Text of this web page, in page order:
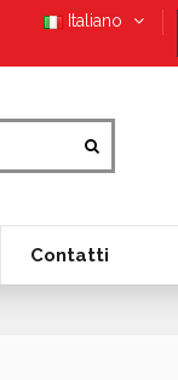
Italiano
Contatti